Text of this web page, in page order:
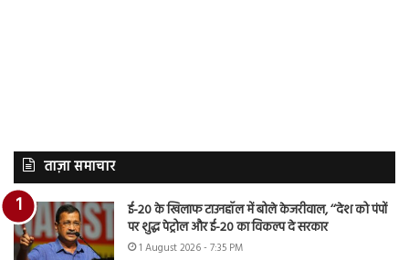
ताज़ा समाचार
ई-20 के खिलाफ टाउनहॉल में बोले केजरीवाल, ‘‘देश को पंपों
पर शुद्ध पेट्रोल और ई-20 का विकल्प दे सरकार
1 August 2026 - 7:35 PM